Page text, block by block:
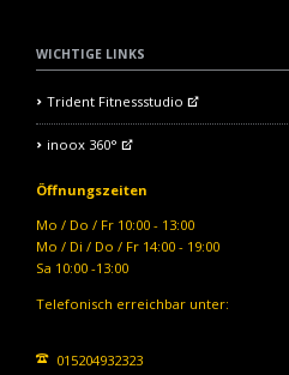
WICHTIGE LINKS
Trident Fitnessstudio
inoox 360°
Öffnungszeiten
Mo / Do / Fr 10:00 - 13:00
Mo / Di / Do / Fr 14:00 - 19:00
Sa 10:00 -13:00
Telefonisch erreichbar unter:
015204932323